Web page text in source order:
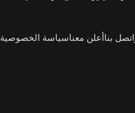
اتصل بناأعلن معناسياسة الخصوصية